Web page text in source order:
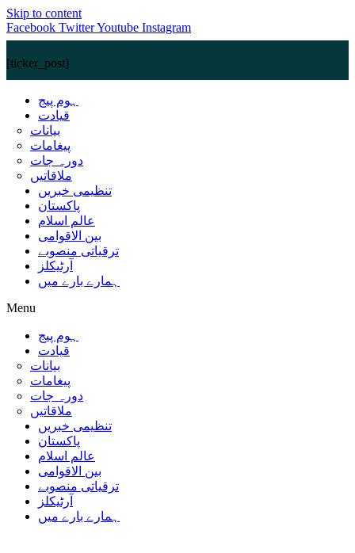
Skip to content
Facebook TwitterYoutube Instagram
[ticker_post]
ہوم پیج
قیادت
بیانات
پیغامات
دورہ جات
ملاقاتیں
تنظیمی خبریں
پاکستان
عالم اسلام
بین الاقوامی
ترقیاتی منصوبے
آرٹیکلز
ہمارے بارے میں
Menu
ہوم پیج
قیادت
بیانات
پیغامات
دورہ جات
ملاقاتیں
تنظیمی خبریں
پاکستان
عالم اسلام
بین الاقوامی
ترقیاتی منصوبے
آرٹیکلز
ہمارے بارے میں